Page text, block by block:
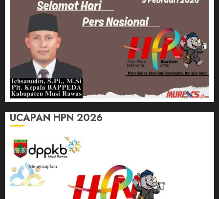
UCAPAN HPN 2026